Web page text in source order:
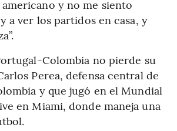
y no me siento
a ver los partidos en casa, y
Colombia no pierde su
Perea, defensa central de
y que jugó en el Mundial
en Miami, donde maneja una